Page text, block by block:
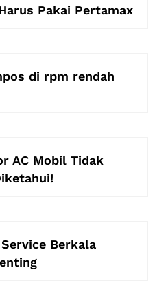
Pakai Pertamax
di rpm rendah
AC Mobil Tidak
Berkala